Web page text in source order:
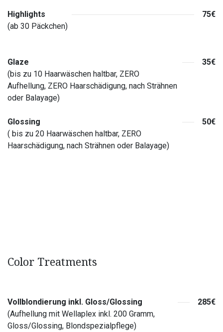
Highlights
(ab 30 Päckchen)
75€
Glaze
(bis zu 10 Haarwäschen haltbar, ZERO
Aufhellung, ZERO Haarschädigung, nach Strähnen
oder Balayage)
35€
Glossing
( bis zu 20 Haarwäschen haltbar, ZERO
Haarschädigung, nach Strähnen oder Balayage)
50€
Color Treatments
Vollblondierung inkl. Gloss/Glossing
(Aufhellung mit Wellaplex inkl. 200 Gramm,
Gloss/Glossing, Blondspezialpflege)
285€